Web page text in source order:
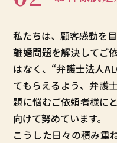
私たちは、顧客感動を
離婚問題を解決してご
はなく、“弁護士法人
てもらえるよう、弁護
題に悩むご依頼者様に
向けて努めています。
こうした日々の積み重